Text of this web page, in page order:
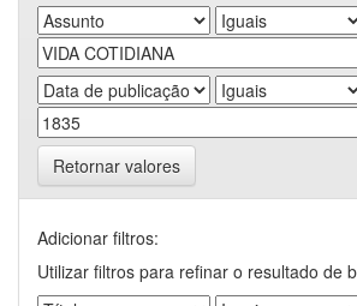
Retornar valores
Adicionar filtros:
Utilizar filtros para refinar o resultado de